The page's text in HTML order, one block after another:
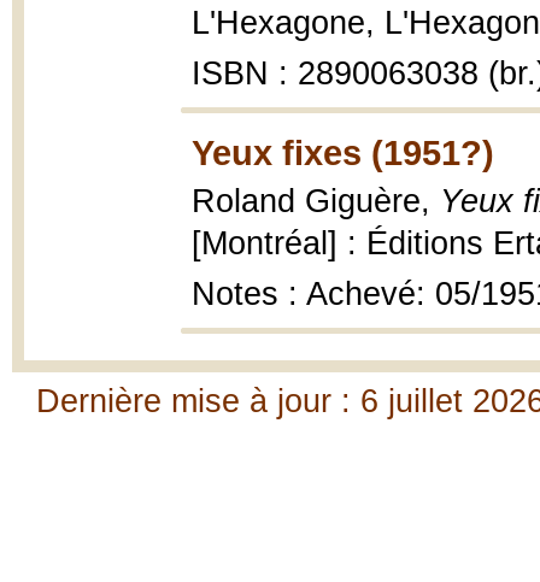
L'Hexagone,
ISBN : 2890063038
Yeux fixes (1951?)
Roland Giguère, Yeux
[Montréal] : Éditions
Notes : Achevé: 05/
Dernière mise à jour : 6 juillet